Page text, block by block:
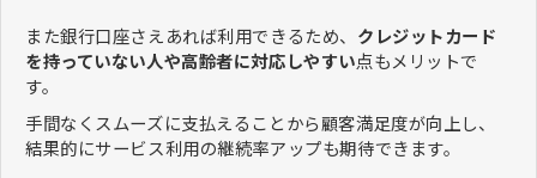
また銀行口座さえあれば利用できるため、 クレジットカード
を持っていない人や高齢者に対応しやすい点もメリットで
す。
手間なくスムーズに支払えることから顧客満足度が向上し、
結果的にサービス利用の継続率アップも期待できます。